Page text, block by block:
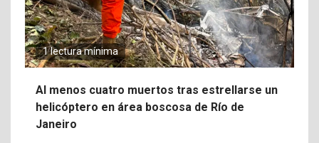
1 lectura mínima
Al menos cuatro muertos tras estrellarse un
helicóptero en área boscosa de Río de
Janeiro